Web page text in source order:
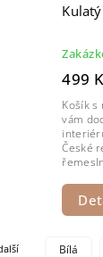
499
Košík s
vám
České
Bílá